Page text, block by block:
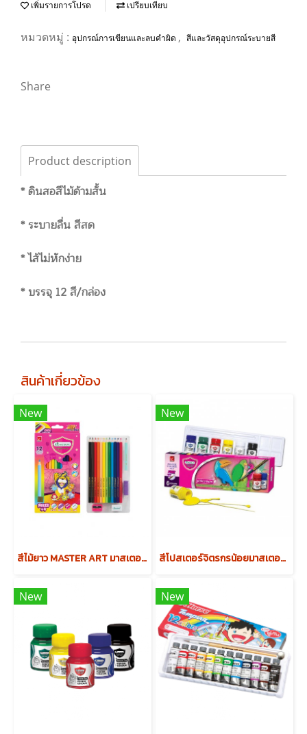
เพิ่มรายการโปรด เปรียบเทียบ
หมวดหมู่ : อุปกรณ์การเขียนและลบคำผิด , สีและวัสดุอุปกรณ์ระบายสี
Share
Product description
* ดินสอสีไม้ด้ามสั้น
* ระบายลื่น สีสด
* ไส้ไม่หักง่าย
* บรรจุ 12 สี/กล่อง
สินค้าเกี่ยวข้อง
New
สีไม้ยาว MASTER ART มาสเตอร์อาร์ต 12สี
New
สีโปสเตอร์จิตรกรน้อยมาสเตอร์อาร์ต 6สี (1โหล)
New New